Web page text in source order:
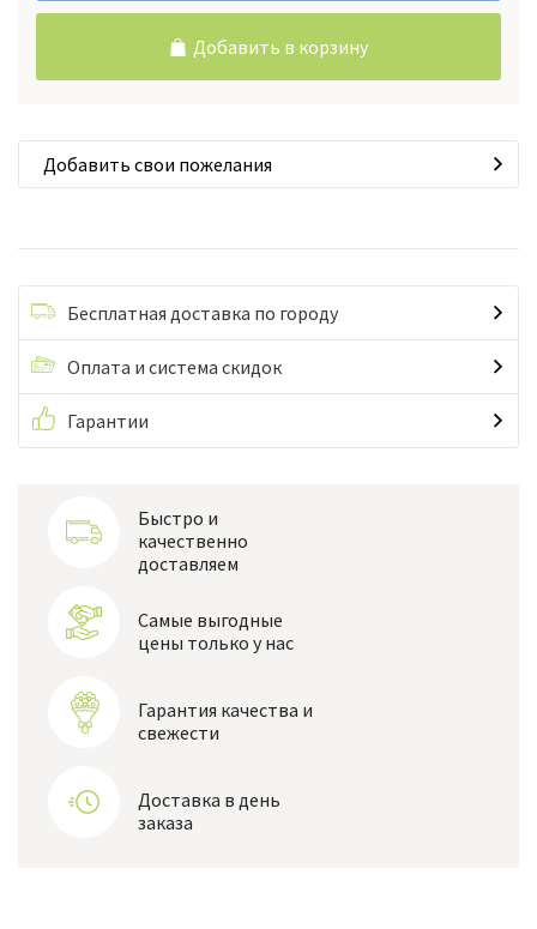
Добавить в корзину
Добавить свои пожелания
Бесплатная доставка по городу
Оплата и система скидок
Гарантии
Быстро и
качественно
доставляем
Самые выгодные
цены только у нас
Гарантия качества и
свежести
Доставка в день
заказа